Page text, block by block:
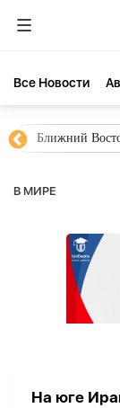
Все Новости
Ближний
В МИРЕ
На юге